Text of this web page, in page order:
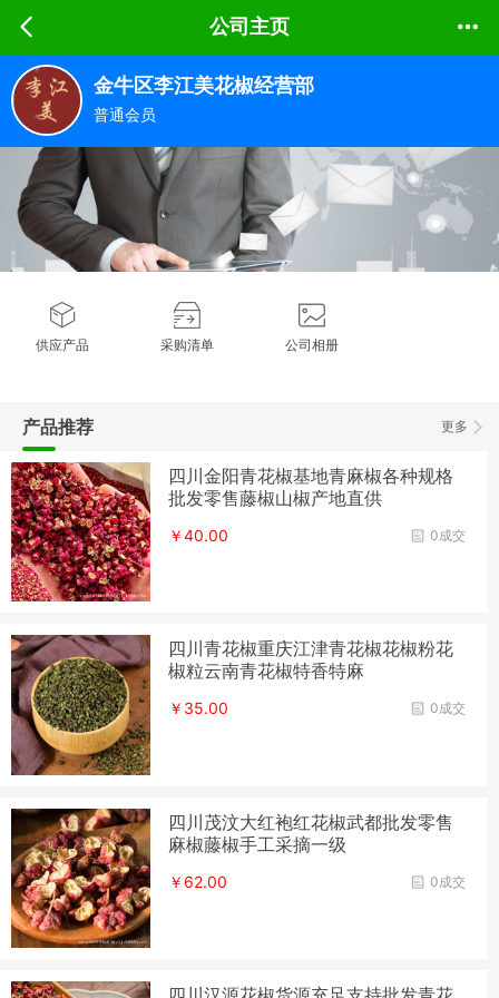
公司主页
金牛区李江美花椒经营部
普通会员
供应产品 采购清单 公司相册
更多
产品推荐
四川金阳青花椒基地青麻椒各种规格
批发零售藤椒山椒产地直供
0成交
￥40.00
四川青花椒重庆江津青花椒花椒粉花
椒粒云南青花椒特香特麻
0成交
￥35.00
四川茂汶大红袍红花椒武都批发零售
麻椒藤椒手工采摘一级
0成交
￥62.00